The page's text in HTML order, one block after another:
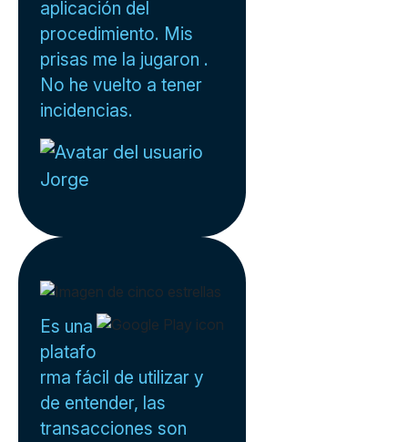
aplicación del
procedimiento. Mis
prisas me la jugaron .
No he vuelto a tener
incidencias.
Jorge
Es una
platafo
rma fácil de utilizar y
de entender, las
transacciones son